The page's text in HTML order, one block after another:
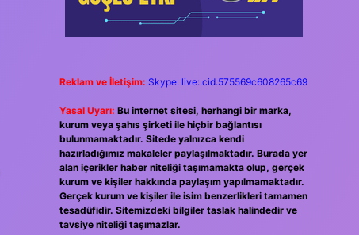
Reklam ve İletişim: Skype: live:.cid.575569c608265c69
Yasal Uyarı: Bu internet sitesi, herhangi bir marka,
kurum veya şahıs şirketi ile hiçbir bağlantısı
bulunmamaktadır. Sitede yalnızca kendi
hazırladığımız makaleler paylaşılmaktadır. Burada yer
alan içerikler haber niteliği taşımamakta olup, gerçek
kurum ve kişiler hakkında paylaşım yapılmamaktadır.
Gerçek kurum ve kişiler ile isim benzerlikleri tamamen
tesadüfidir. Sitemizdeki bilgiler taslak halindedir ve
tavsiye niteliği taşımazlar.